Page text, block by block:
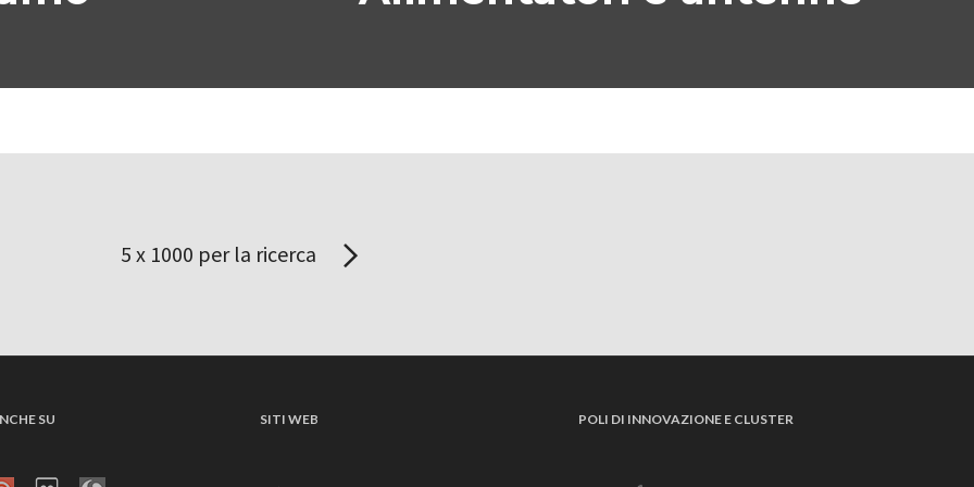
5 x 1000 per la ricerca
SU SITI WEB POLI DI INNOVAZIONE E CLUSTER